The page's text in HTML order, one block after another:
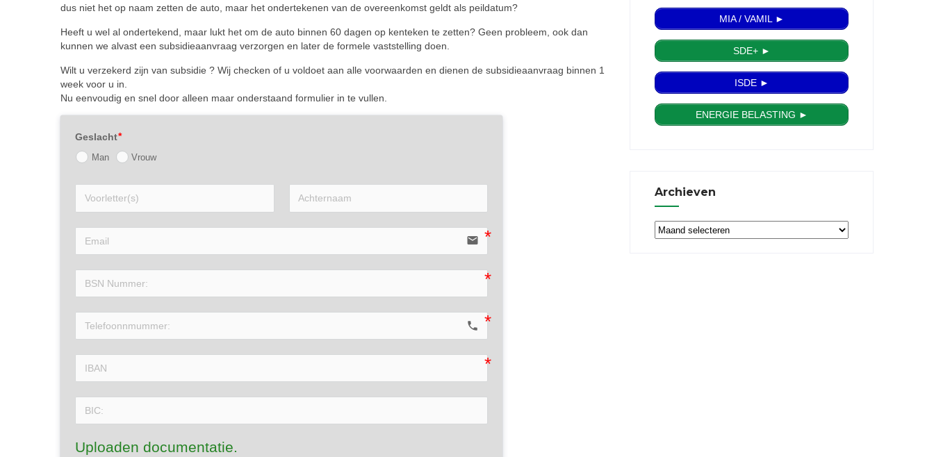
dus niet het op naam zetten de auto, maar het ondertekenen van de overeenkomst geldt als peildatum?
Heeft u wel al ondertekend, maar lukt het om de auto binnen 60 dagen op kenteken te zetten? Geen probleem, ook dan
kunnen we alvast een subsidieaanvraag verzorgen en later de formele vaststelling doen.
Wilt u verzekerd zijn van subsidie ? Wij checken of u voldoet aan alle voorwaarden en dienen de subsidieaanvraag binnen 1
week voor u in.
Nu eenvoudig en snel door alleen maar onderstaand formulier in te vullen.
Geslacht
Man Vrouw
email
call
Uploaden documentatie.
MIA / VAMIL ►
SDE+ ►
ISDE ►
ENERGIE BELASTING ►
Archieven
Archieven